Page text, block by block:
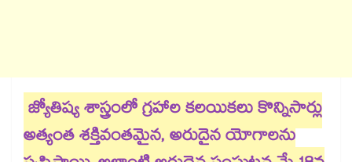
జ్యోతిష్య శాస్త్రంలో గ్రహాల కలయికలు కొన్నిసార్లు
అత్యంత శక్తివంతమైన, అరుదైన యోగాలను